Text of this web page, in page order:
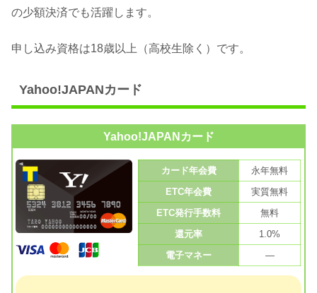
の少額決済でも活躍します。
申し込み資格は18歳以上（高校生除く）です。
Yahoo!JAPANカード
Yahoo!JAPANカード
カード年会費
永年無料
ETC年会費
実質無料
ETC発行手数料
無料
還元率
1.0%
電子マネー
—